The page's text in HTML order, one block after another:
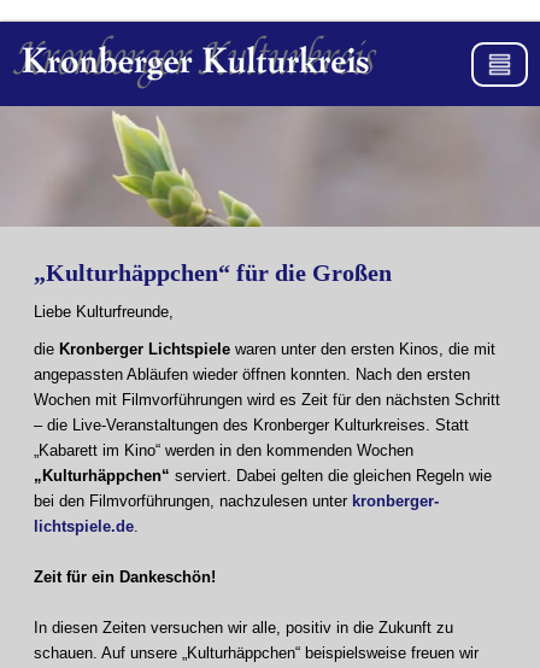
„Kulturhäppchen“ für die Großen
Liebe Kulturfreunde,
die Kronberger Lichtspiele waren unter den ersten Kinos, die mit
angepassten Abläufen wieder öffnen konnten. Nach den ersten
Wochen mit Filmvorführungen wird es Zeit für den nächsten Schritt
– die Live-Veranstaltungen des Kronberger Kulturkreises. Statt
„Kabarett im Kino“ werden in den kommenden Wochen
„Kulturhäppchen“ serviert. Dabei gelten die gleichen Regeln wie
bei den Filmvorführungen, nachzulesen unter kronberger-
lichtspiele.de.
Zeit für ein Dankeschön!
In diesen Zeiten versuchen wir alle, positiv in die Zukunft zu
schauen. Auf unsere „Kulturhäppchen“ beispielsweise freuen wir